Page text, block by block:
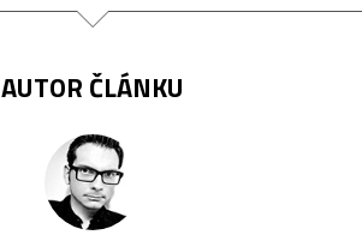
AUTOR ČLÁNKU